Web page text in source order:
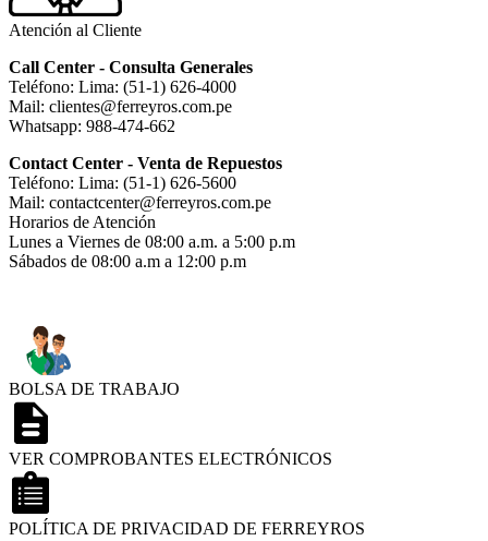
Atención al Cliente
Call Center - Consulta Generales
Teléfono: Lima: (51-1) 626-4000
Mail: clientes@ferreyros.com.pe
Whatsapp: 988-474-662
Contact Center - Venta de Repuestos
Teléfono: Lima: (51-1) 626-5600
Mail: contactcenter@ferreyros.com.pe
Horarios de Atención
Lunes a Viernes de 08:00 a.m. a 5:00 p.m
Sábados de 08:00 a.m a 12:00 p.m
BOLSA DE TRABAJO
VER COMPROBANTES ELECTRÓNICOS
POLÍTICA DE PRIVACIDAD DE FERREYROS